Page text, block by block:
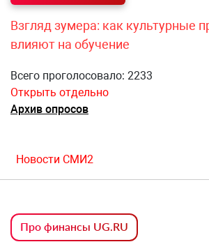
Взгляд зумера: как культурные
влияют на обучение
Всего проголосовало: 2233
Открыть отдельно
Архив опросов
Новости СМИ2
Про финансы UG.RU